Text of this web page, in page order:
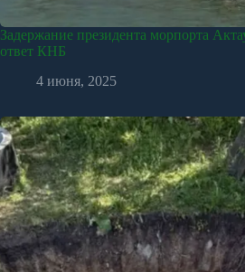
Задержание президента морпорта
ответ КНБ
4 июня, 2025